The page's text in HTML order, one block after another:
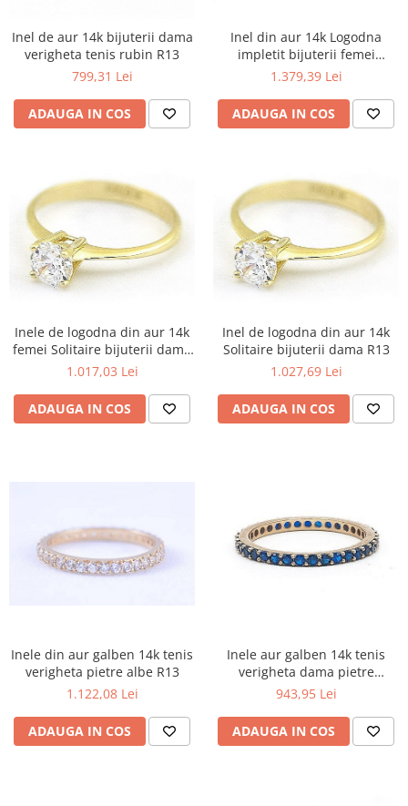
Inel de aur 14k bijuterii dama
verigheta tenis rubin R13
799,31 Lei
ADAUGA IN COS
Inel din aur 14k Logodna
impletit bijuterii femei
masura 14
1.379,39 Lei
ADAUGA IN COS
Inele de logodna din aur 14k
femei Solitaire bijuterii dama
R10
1.017,03 Lei
ADAUGA IN COS
Inel de logodna din aur 14k
Solitaire bijuterii dama R13
1.027,69 Lei
ADAUGA IN COS
Inele din aur galben 14k tenis
verigheta pietre albe R13
1.122,08 Lei
ADAUGA IN COS
Inele aur galben 14k tenis
verigheta dama pietre
albastre R11
943,95 Lei
ADAUGA IN COS